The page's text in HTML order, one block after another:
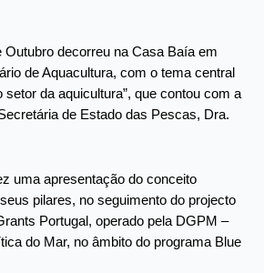
Outubro decorreu na Casa Baía em
de Aquacultura, com o tema central
setor da aquicultura”, que contou com a
de Estado das Pescas, Dra.
uma apresentação do conceito
pilares, no seguimento do projecto
Portugal, operado pela DGPM –
do Mar, no âmbito do programa Blue